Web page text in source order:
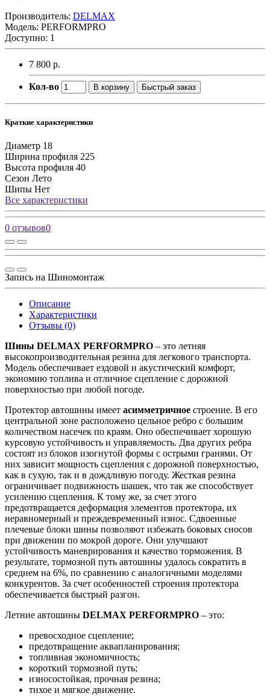
Производитель: DELMAX
Модель: PERFORMPRO
Доступно: 1
7 800 р.
Кол-во В корзину Быстрый заказ
Краткие характеристики
Диаметр 18
Ширина профиля 225
Высота профиля 40
Сезон Лето
Шипы Нет
Все характеристики
0 отзывов0
Запись на Шиномонтаж
Описание
Характеристики
Отзывы (0)
Шины DELMAX PERFORMPRO – это летняя
высокопроизводительная резина для легкового транспорта.
Модель обеспечивает ездовой и акустический комфорт,
экономию топлива и отличное сцепление с дорожной
поверхностью при любой погоде.
Протектор автошины имеет асимметричное строение. В его
центральной зоне расположено цельное ребро с большим
количеством насечек по краям. Оно обеспечивает хорошую
курсовую устойчивость и управляемость. Два других ребра
состоят из блоков изогнутой формы с острыми гранями. От
них зависит мощность сцепления с дорожной поверхностью,
как в сухую, так и в дождливую погоду. Жесткая резина
ограничивает подвижность шашек, что так же способствует
усилению сцепления. К тому же, за счет этого
предотвращается деформация элементов протектора, их
неравномерный и преждевременный износ. Сдвоенные
плечевые блоки шины позволяют избежать боковых сносов
при движении по мокрой дороге. Они улучшают
устойчивость маневрирования и качество торможения. В
результате, тормозной путь автошины удалось сократить в
среднем на 6%, по сравнению с аналогичными моделями
конкурентов. За счет особенностей строения протектора
обеспечивается быстрый разгон.
Летние автошины DELMAX PERFORMPRO – это:
превосходное сцепление;
предотвращение аквапланирования;
топливная экономичность;
короткий тормозной путь;
износостойкая, прочная резина;
тихое и мягкое движение.